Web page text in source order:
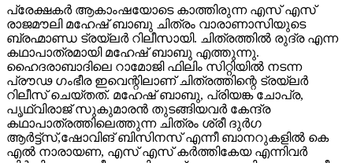
പ്രേക്ഷകർ ആകാംഷയോടെ കാത്തിരുന്ന എസ് എസ്
രാജമൗലി മഹേഷ് ബാബു ചിത്രം വാരാണാസിയുടെ
ബ്രഹ്മാണ്ഡ ട്രയ്ലർ റിലീസായി. ചിത്രത്തിൽ രുദ്ര എന്ന
കഥാപാത്രമായി മഹേഷ് ബാബു എത്തുന്നു.
ഹൈദരാബാദിലെ റാമോജി ഫിലിം സിറ്റിയിൽ നടന്ന
പ്രൗഢ ഗംഭീര ഇവെന്റിലാണ് ചിത്രത്തിന്റെ ട്രയ്ലർ
റിലീസ് ചെയ്തത്. മഹേഷ് ബാബു, പ്രിയങ്ക ചോപ്ര,
പൃഥ്വിരാജ് സുകുമാരൻ തുടങ്ങിയവർ കേന്ദ്ര
കഥാപാത്രത്തിലെത്തുന്ന ചിത്രം ശ്രീ ദുർഗ
ആർട്ട്സ്,ഷോവിങ് ബിസിനസ് എന്നീ ബാനറുകളിൽ കെ
എൽ നാരായണ, എസ് എസ് കർത്തികേയ എന്നിവർ